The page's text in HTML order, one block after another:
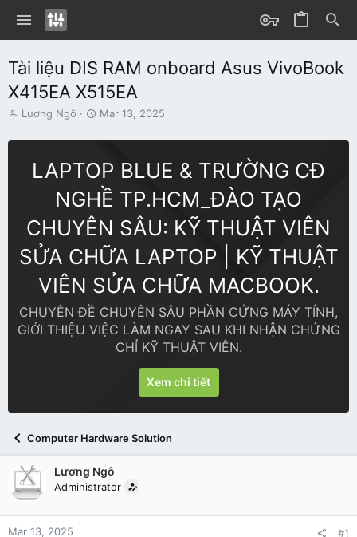
Tài liệu DIS RAM onboard Asus VivoBook
X415EA X515EA
T
r
t
Lương Ngô
S
a
t
d
e
Mar 13, 2025
LAPTOP BLUE & TRƯỜNG CĐ
NGHỀ TP.HCM_ĐÀO TẠO
CHUYÊN SÂU: KỸ THUẬT VIÊN
SỬA CHỮA LAPTOP | KỸ THUẬT
VIÊN SỬA CHỮA MACBOOK.
CHUYÊN ĐỀ CHUYÊN SÂU PHẦN CỨNG MÁY TÍNH,
GIỚI THIỆU VIỆC LÀM NGAY SAU KHI NHẬN CHỨNG
CHỈ KỸ THUẬT VIÊN.
Xem chi tiết
Computer Hardware Solution
Lương Ngô
Administrator
Mar 13, 2025 #1